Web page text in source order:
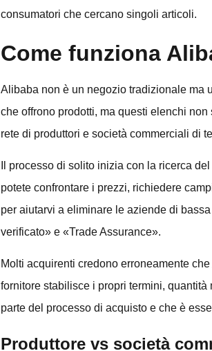
consumatori che cercano singoli articoli.
Come funziona
Alibaba non è un negozio tradizionale ma
che offrono prodotti, ma questi elenchi
rete di produttori e società commerciali di
Il processo di solito inizia con la ricerca
potete confrontare i prezzi, richiedere
per aiutarvi a eliminare le aziende di
verificato» e «Trade Assurance».
Molti acquirenti credono erroneamente
fornitore stabilisce i propri termini,
parte del processo di acquisto e che è
Produttore vs società